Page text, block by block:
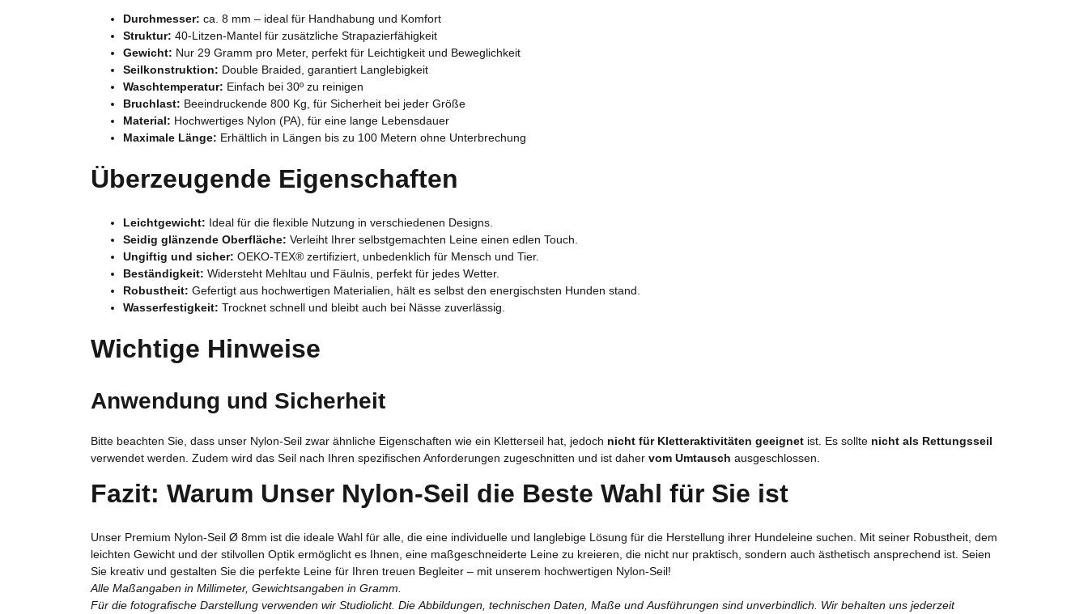
Durchmesser: ca. 8 mm – ideal für Handhabung und Komfort
Struktur: 40-Litzen-Mantel für zusätzliche Strapazierfähigkeit
Gewicht: Nur 29 Gramm pro Meter, perfekt für Leichtigkeit und Beweglichkeit
Seilkonstruktion: Double Braided, garantiert Langlebigkeit
Waschtemperatur: Einfach bei 30º zu reinigen
Bruchlast: Beeindruckende 800 Kg, für Sicherheit bei jeder Größe
Material: Hochwertiges Nylon (PA), für eine lange Lebensdauer
Maximale Länge: Erhältlich in Längen bis zu 100 Metern ohne Unterbrechung
Überzeugende Eigenschaften
Leichtgewicht: Ideal für die flexible Nutzung in verschiedenen Designs.
Seidig glänzende Oberfläche: Verleiht Ihrer selbstgemachten Leine einen edlen Touch.
Ungiftig und sicher: OEKO-TEX® zertifiziert, unbedenklich für Mensch und Tier.
Beständigkeit: Widersteht Mehltau und Fäulnis, perfekt für jedes Wetter.
Robustheit: Gefertigt aus hochwertigen Materialien, hält es selbst den energischsten Hunden stand.
Wasserfestigkeit: Trocknet schnell und bleibt auch bei Nässe zuverlässig.
Wichtige Hinweise
Anwendung und Sicherheit
Bitte beachten Sie, dass unser Nylon-Seil zwar ähnliche Eigenschaften wie ein Kletterseil hat, jedoch nicht für Kletteraktivitäten geeignet ist. Es sollte nicht als Rettungsseil
verwendet werden. Zudem wird das Seil nach Ihren spezifischen Anforderungen zugeschnitten und ist daher vom Umtausch ausgeschlossen.
Fazit: Warum Unser Nylon-Seil die Beste Wahl für Sie ist
Unser Premium Nylon-Seil Ø 8mm ist die ideale Wahl für alle, die eine individuelle und langlebige Lösung für die Herstellung ihrer Hundeleine suchen. Mit seiner Robustheit, dem
leichten Gewicht und der stilvollen Optik ermöglicht es Ihnen, eine maßgeschneiderte Leine zu kreieren, die nicht nur praktisch, sondern auch ästhetisch ansprechend ist. Seien
Sie kreativ und gestalten Sie die perfekte Leine für Ihren treuen Begleiter – mit unserem hochwertigen Nylon-Seil!
Alle Maßangaben in Millimeter, Gewichtsangaben in Gramm.
Für die fotografische Darstellung verwenden wir Studiolicht. Die Abbildungen, technischen Daten, Maße und Ausführungen sind unverbindlich. Wir behalten uns jederzeit